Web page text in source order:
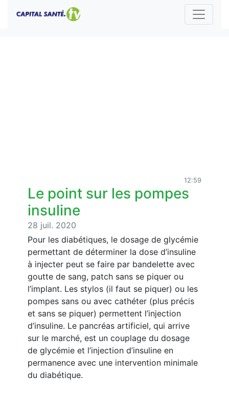
12:59
Le point sur les pompes
insuline
28 juil. 2020
Pour les diabétiques, le dosage de glycémie
permettant de déterminer la dose d’insuline
à injecter peut se faire par bandelette avec
goutte de sang, patch sans se piquer ou
l’implant. Les stylos (il faut se piquer) ou les
pompes sans ou avec cathéter (plus précis
et sans se piquer) permettent l’injection
d’insuline. Le pancréas artificiel, qui arrive
sur le marché, est un couplage du dosage
de glycémie et l’injection d’insuline en
permanence avec une intervention minimale
du diabétique.